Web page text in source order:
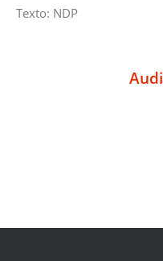
Texto: NDP